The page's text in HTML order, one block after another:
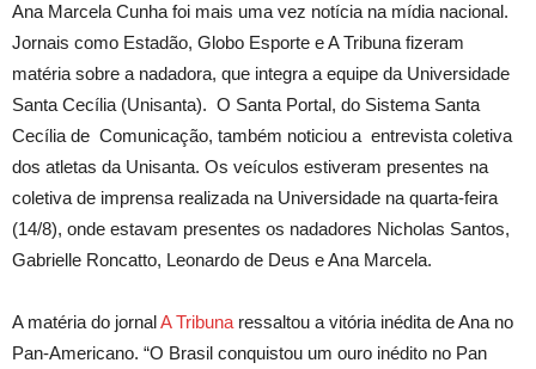
Ana Marcela Cunha foi mais uma vez notícia na mídia nacional.
Jornais como Estadão, Globo Esporte e A Tribuna fizeram
matéria sobre a nadadora, que integra a equipe da Universidade
Santa Cecília (Unisanta). O Santa Portal, do Sistema Santa
Cecília de Comunicação, também noticiou a entrevista coletiva
dos atletas da Unisanta. Os veículos estiveram presentes na
coletiva de imprensa realizada na Universidade na quarta-feira
(14/8), onde estavam presentes os nadadores Nicholas Santos,
Gabrielle Roncatto, Leonardo de Deus e Ana Marcela.
A matéria do jornalA Tribuna ressaltou a vitória inédita de Ana no
Pan-Americano. “O Brasil conquistou um ouro inédito no Pan